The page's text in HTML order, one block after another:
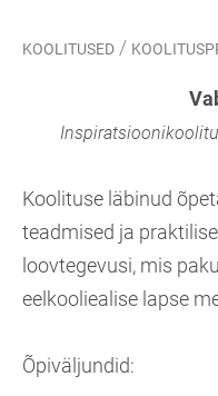
KOOLITUSED /
Koolituse läbinud
teadmised ja
loovtegevusi, mis
eelkooliealise lapse
Õpiväljundid: